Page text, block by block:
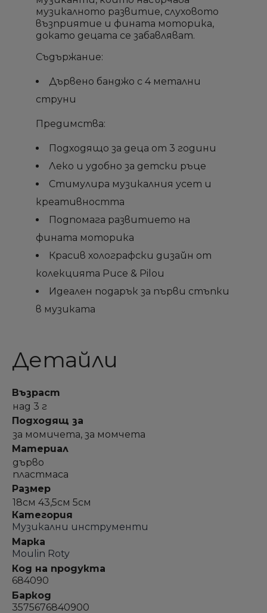
желани продукти
Отмени
за да добавите продукта в списъка с желание
продукти
желани продукти
Отмени
за да добавите продукта в списъка с желание
продукти
музикалното развитие, слуховото
възприятие и фината моторика,
докато децата се забавляват.
Съдържание:
Дървено банджо с 4 метални
струни
Предимства:
Подходящо за деца от 3 години
Леко и удобно за детски ръце
Стимулира музикалния усет и
креативността
Подпомага развитието на
фината моторика
Красив холографски дизайн от
колекцията Puce & Pilou
Идеален подарък за първи стъпки
в музиката
Детайли
Възраст
над 3 г
Подходящ за
за момичета, за момчета
Материал
дърво
пластмаса
Размер
18см 43,5см 5см
Категория
Музикални инструменти
Марка
Moulin Roty
Код на продукта
684090
Баркод
3575676840900